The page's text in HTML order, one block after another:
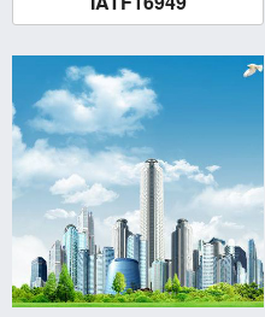
ISO27001